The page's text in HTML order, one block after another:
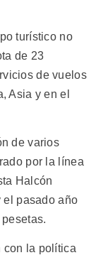
turístico no
de 23
de vuelos
Asia y en el
de varios
por la línea
Halcón
el pasado año
con la política